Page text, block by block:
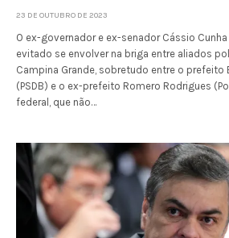
23 DE OUTUBRO DE 2023
O ex-governador e ex-senador Cássio Cunha
evitado se envolver na briga entre aliados
Campina Grande, sobretudo entre o prefeito
(PSDB) e o ex-prefeito Romero Rodrigues
federal, que não…